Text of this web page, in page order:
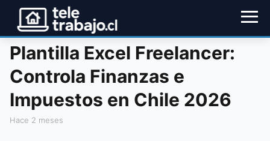
Plantilla Excel Freelancer:
Controla Finanzas e
Impuestos en Chile 2026
hace 2 meses